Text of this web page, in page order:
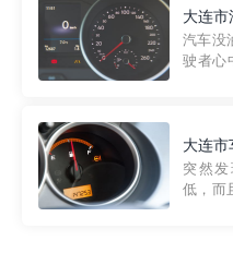
的送油
先，让
大连
汽车没
驶者心
越者小
的在线
大连
突然
低，而